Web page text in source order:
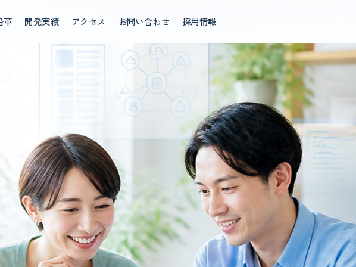
革 開発実績 アクセス お問い合わせ 採用情報